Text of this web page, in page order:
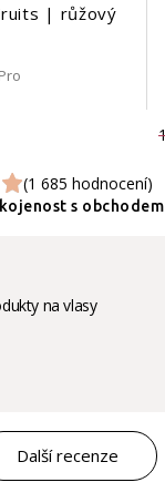
| růžový
(1 685 hodnocení)
s obchodem
na vlasy
Další recenze